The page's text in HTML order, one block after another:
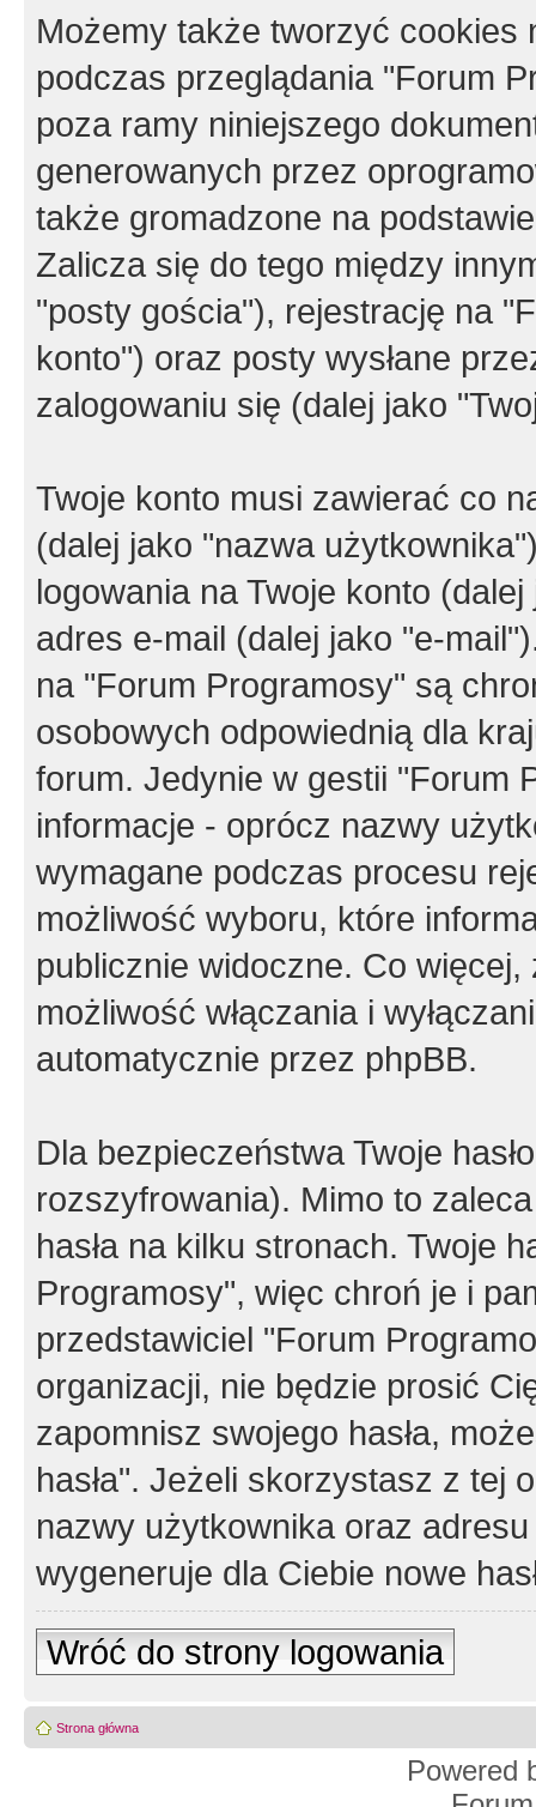
Możemy także tworzyć cookies
podczas przeglądania "Forum
poza ramy niniejszego
generowanych przez
także gromadzone na
Zalicza się do tego między
"posty gościa"), rejestrację na
konto") oraz posty wysłane
zalogowaniu się (dalej jako
Twoje konto musi zawierać co
(dalej jako "nazwa
logowania na Twoje konto
adres e-mail (dalej jako "e-
na "Forum Programosy" są
osobowych odpowiednią dla
forum. Jedynie w gestii "Forum
informacje - oprócz nazwy
wymagane podczas procesu
możliwość wyboru, które
publicznie widoczne. Co
możliwość włączania i
automatycznie przez phpBB.
Dla bezpieczeństwa Twoje
rozszyfrowania). Mimo to
hasła na kilku stronach. Twoje
Programosy", więc chroń je i
przedstawiciel "Forum
organizacji, nie będzie prosić
zapomnisz swojego hasła,
hasła". Jeżeli skorzystasz z tej
nazwy użytkownika oraz
wygeneruje dla Ciebie nowe
Wróć do strony logowania
Strona główna
Powered